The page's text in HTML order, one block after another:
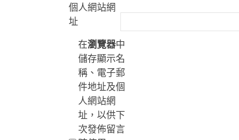
個人網站網
址
在瀏覽器中
儲存顯示名
稱、電子郵
件地址及個
人網站網
址，以供下
次發佈留言